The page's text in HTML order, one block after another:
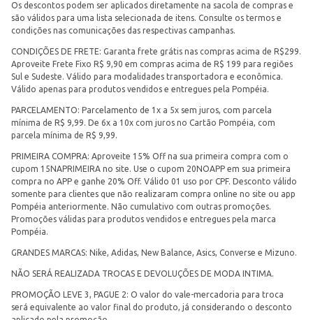
Os descontos podem ser aplicados diretamente na sacola de compras e
são válidos para uma lista selecionada de itens. Consulte os termos e
condições nas comunicações das respectivas campanhas.
CONDIÇÕES DE FRETE: Garanta frete grátis nas compras acima de R$299.
Aproveite Frete Fixo R$ 9,90 em compras acima de R$ 199 para regiões
Sul e Sudeste. Válido para modalidades transportadora e econômica.
Válido apenas para produtos vendidos e entregues pela Pompéia.
PARCELAMENTO: Parcelamento de 1x a 5x sem juros, com parcela
mínima de R$ 9,99. De 6x a 10x com juros no Cartão Pompéia, com
parcela mínima de R$ 9,99.
PRIMEIRA COMPRA: Aproveite 15% Off na sua primeira compra com o
cupom 15NAPRIMEIRA no site. Use o cupom 20NOAPP em sua primeira
compra no APP e ganhe 20% Off. Válido 01 uso por CPF. Desconto válido
somente para clientes que não realizaram compra online no site ou app
Pompéia anteriormente. Não cumulativo com outras promoções.
Promoções válidas para produtos vendidos e entregues pela marca
Pompéia.
GRANDES MARCAS: Nike, Adidas, New Balance, Asics, Converse e Mizuno.
NÃO SERÁ REALIZADA TROCAS E DEVOLUÇÕES DE MODA INTIMA.
PROMOÇÃO LEVE 3, PAGUE 2: O valor do vale-mercadoria para troca
será equivalente ao valor final do produto, já considerando o desconto